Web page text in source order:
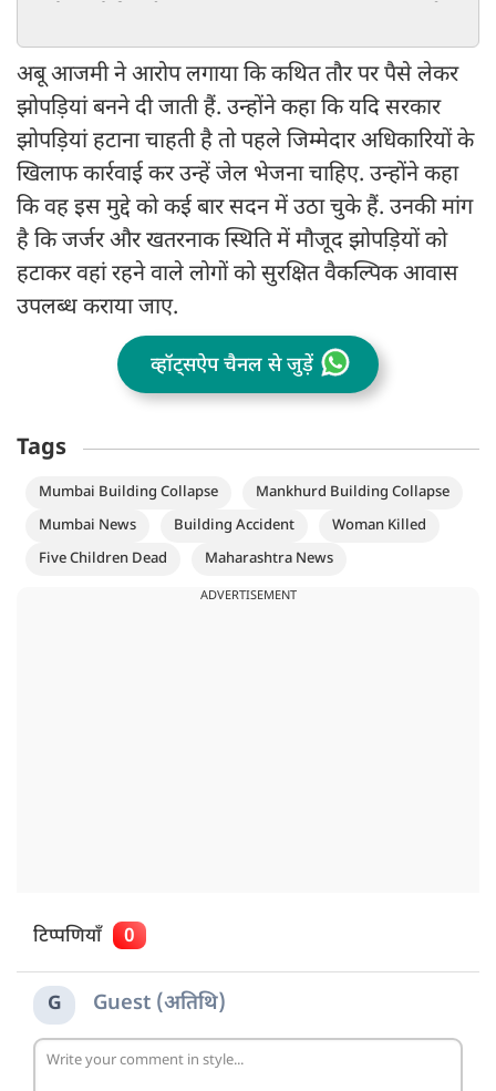
अबू आजमी ने आरोप लगाया कि कथित तौर पर पैसे लेकर
झोपड़ियां बनने दी जाती हैं. उन्होंने कहा कि यदि सरकार
झोपड़ियां हटाना चाहती है तो पहले जिम्मेदार अधिकारियों के
खिलाफ कार्रवाई कर उन्हें जेल भेजना चाहिए. उन्होंने कहा
कि वह इस मुद्दे को कई बार सदन में उठा चुके हैं. उनकी मांग
है कि जर्जर और खतरनाक स्थिति में मौजूद झोपड़ियों को
हटाकर वहां रहने वाले लोगों को सुरक्षित वैकल्पिक आवास
उपलब्ध कराया जाए.
व्हॉट्सऐप चैनल से जुड़ें
Tags
Mumbai Building Collapse
Mankhurd Building Collapse
Mumbai News
Building Accident
Woman Killed
Five Children Dead
Maharashtra News
ADVERTISEMENT
टिप्पणियाँ 0
G Guest (अतिथि)